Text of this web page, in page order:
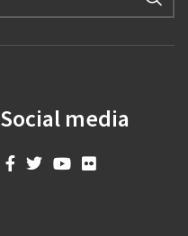
Social media